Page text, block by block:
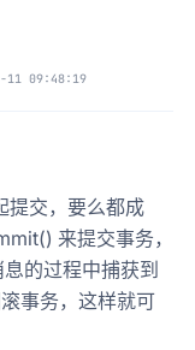
11 09:48:19
提交，要么都成
来提交事务，
的过程中捕获到
事务，这样就可